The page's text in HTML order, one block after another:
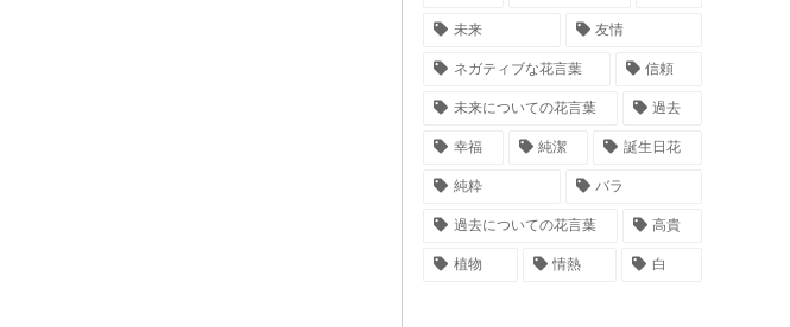
未来 友情
ネガティブな花言葉 信頼
未来についての花言葉 過去
幸福 純潔 誕生日花
純粋 バラ
過去についての花言葉 高貴
植物 情熱 白